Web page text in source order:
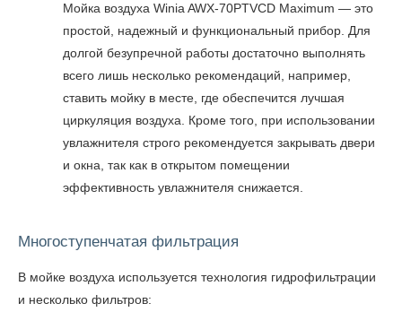
Мойка воздуха Winia AWX-70PTVCD Maximum — это
простой, надежный и функциональный прибор. Для
долгой безупречной работы достаточно выполнять
всего лишь несколько рекомендаций, например,
ставить мойку в месте, где обеспечится лучшая
циркуляция воздуха. Кроме того, при использовании
увлажнителя строго рекомендуется закрывать двери
и окна, так как в открытом помещении
эффективность увлажнителя снижается.
Многоступенчатая фильтрация
В мойке воздуха используется технология гидрофильтрации
и несколько фильтров: